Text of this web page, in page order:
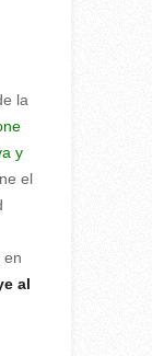
la
y
el
en
al